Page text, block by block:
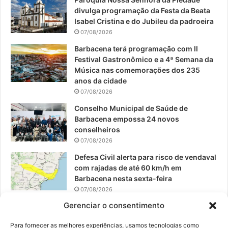
Gerenciar o consentimento
Para fornecer as melhores experiências, usamos tecnologias como
o
k
b
g
a
divulga programação da Festa da Beata
Isabel Cristina e do Jubileu da padroeira
07/08/2026
Barbacena terá programação com II
Festival Gastronômico e a 4ª Semana da
Música nas comemorações dos 235
anos da cidade
07/08/2026
Conselho Municipal de Saúde de
Barbacena empossa 24 novos
conselheiros
07/08/2026
Defesa Civil alerta para risco de vendaval
com rajadas de até 60 km/h em
Barbacena nesta sexta-feira
07/08/2026
EPCAR tem a melhor nota do IDEB no